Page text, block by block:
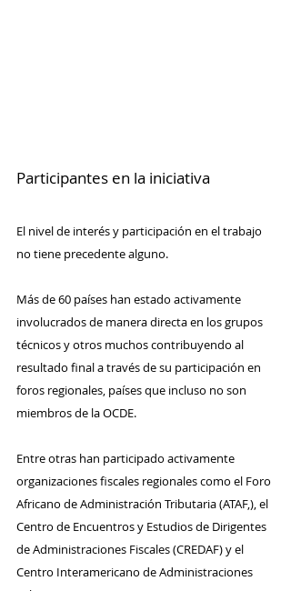
Participantes en la iniciativa
El nivel de interés y participación en el trabajo
no tiene precedente alguno.
Más de 60 países han estado activamente
involucrados de manera directa en los grupos
técnicos y otros muchos contribuyendo al
resultado final a través de su participación en
foros regionales, países que incluso no son
miembros de la OCDE.
Entre otras han participado activamente
organizaciones fiscales regionales como el Foro
Africano de Administración Tributaria (ATAF,), el
Centro de Encuentros y Estudios de Dirigentes
de Administraciones Fiscales (CREDAF) y el
Centro Interamericano de Administraciones